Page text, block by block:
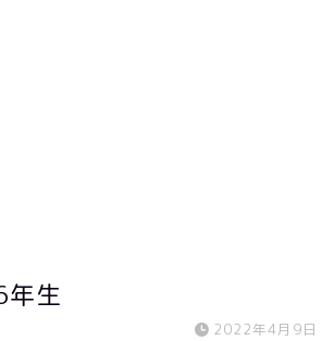
生
2022年4月9日